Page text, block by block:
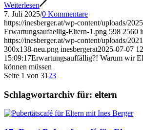
Weiterlesen
7. Juli 2025/0 Kommentare
https://inesberger.at/wp-content/uploads/
Erwartungsaufaellig-Eltern-1.png 598 2560
https://inesberger.at/wp-content/uploads/
300x138-neu.png inesbergerat2025-07-07
15:09:17Erwartungsauffällig?! Warum wir
können müssen
Seite 1 von 31 23
Schlagwortarchiv für: eltern